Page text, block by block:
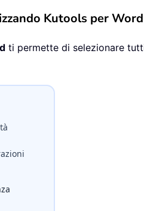
Kutools per Word
ti permette di selezionare